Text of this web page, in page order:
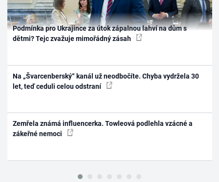
Podmínka pro Ukrajince za útok zápalnou lahví na dům s
dětmi? Tejc zvažuje mimořádný zásah
Na „Švarcenberský“ kanál už neodbočíte. Chyba vydržela 30
let, teď ceduli celou odstraní
Zemřela známá influencerka. Towleová podlehla vzácné a
zákeřné nemoci